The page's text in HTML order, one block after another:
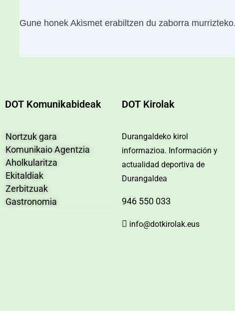
Gune honek Akismet erabiltzen du zaborra murrizteko.
DOT Komunikabideak
Nortzuk gara
Komunikaio Agentzia
Aholkularitza
Ekitaldiak
Zerbitzuak
Gastronomia
DOT Kirolak
Durangaldeko kirol
informazioa. Información y
actualidad deportiva de
Durangaldea
946 550 033
info@dotkirolak.eus